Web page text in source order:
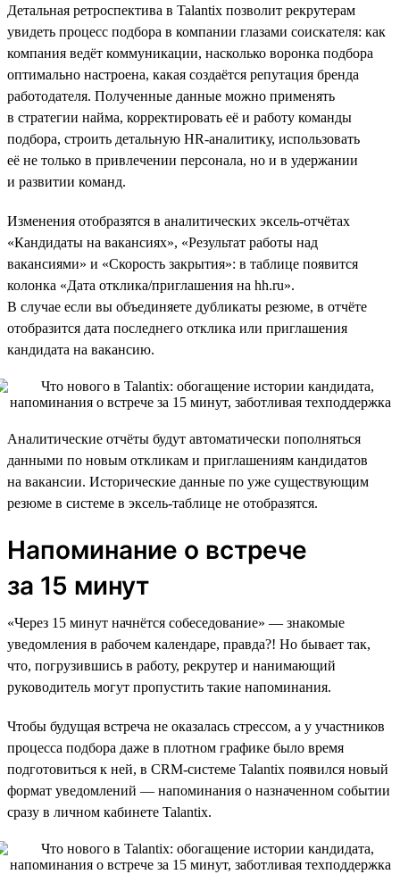
Детальная ретроспектива в Talantix позволит рекрутерам
увидеть процесс подбора в компании глазами соискателя: как
компания ведёт коммуникации, насколько воронка подбора
оптимально настроена, какая создаётся репутация бренда
работодателя. Полученные данные можно применять
в стратегии найма, корректировать её и работу команды
подбора, строить детальную HR-аналитику, использовать
её не только в привлечении персонала, но и в удержании
и развитии команд.
Изменения отобразятся в аналитических эксель-отчётах
«Кандидаты на вакансиях», «Результат работы над
вакансиями» и «Скорость закрытия»: в таблице появится
колонка «Дата отклика/приглашения на hh.ru».
В случае если вы объединяете дубликаты резюме, в отчёте
отобразится дата последнего отклика или приглашения
кандидата на вакансию.
Аналитические отчёты будут автоматически пополняться
данными по новым откликам и приглашениям кандидатов
на вакансии. Исторические данные по уже существующим
резюме в системе в эксель-таблице не отобразятся.
Напоминание о встрече
за 15 минут
«Через 15 минут начнётся собеседование» — знакомые
уведомления в рабочем календаре, правда?! Но бывает так,
что, погрузившись в работу, рекрутер и нанимающий
руководитель могут пропустить такие напоминания.
Чтобы будущая встреча не оказалась стрессом, а у участников
процесса подбора даже в плотном графике было время
подготовиться к ней, в CRM-системе Talantix появился новый
формат уведомлений — напоминания о назначенном событии
сразу в личном кабинете Talantix.